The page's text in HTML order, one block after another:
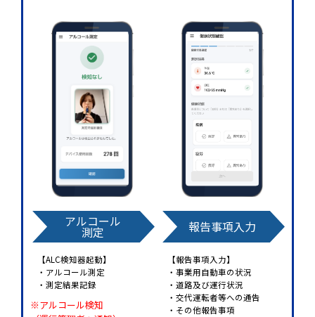
アルコール
測定
【ALC検知器起動】
・アルコール測定
・測定結果記録
※アルコール検知
報告事項入力
【報告事項入力】
・事業用自動車の状況
・道路及び運行状況
・交代運転者等への通告
・その他報告事項